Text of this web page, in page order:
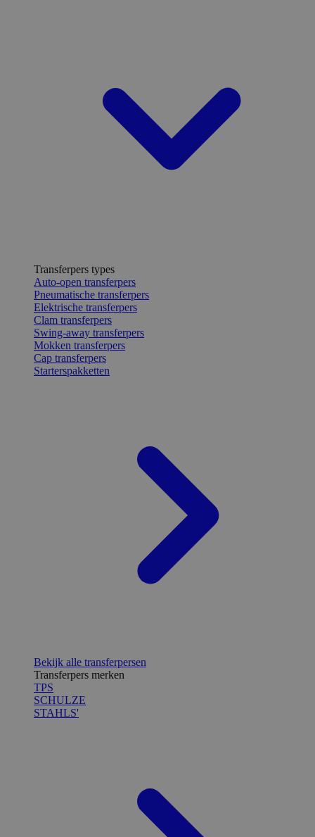
Transferpers types
Auto-open transferpers
Pneumatische transferpers
Elektrische transferpers
Clam transferpers
Swing-away transferpers
Mokken transferpers
Cap transferpers
Starterspakketten
Bekijk alle transferpersen
Transferpers merken
TPS
SCHULZE
STAHLS'